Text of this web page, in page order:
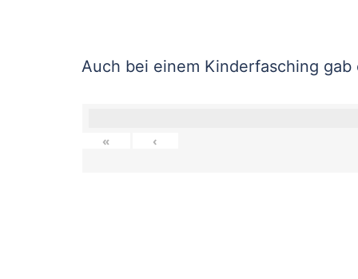
Auch bei einem Kinderfasching
« ‹